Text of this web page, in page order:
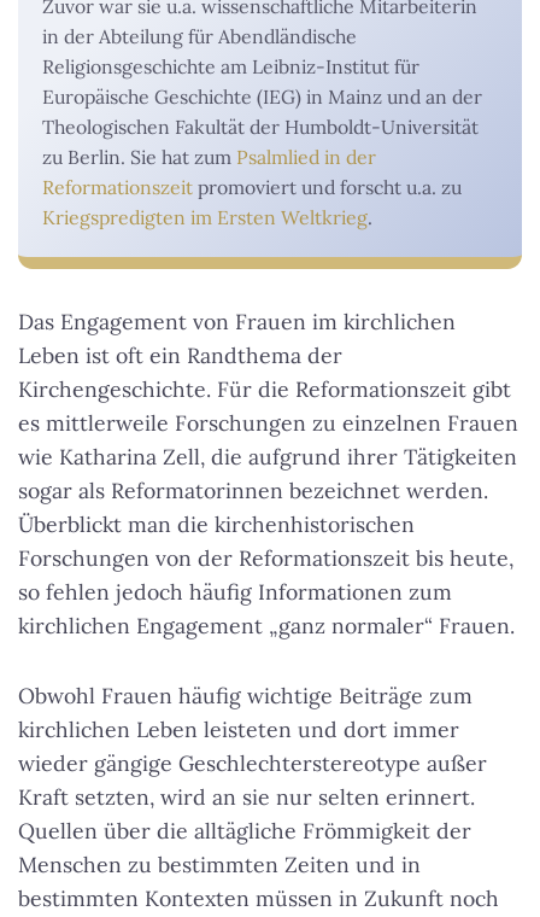
Zuvor war sie u.a. wissenschaftliche Mitarbeiterin
in der Abteilung für Abendländische
Religionsgeschichte am Leibniz-Institut für
Europäische Geschichte (IEG) in Mainz und an der
Theologischen Fakultät der Humboldt-Universität
zu Berlin. Sie hat zum Psalmlied in der
Reformationszeit promoviert und forscht u.a. zu
Kriegspredigten im Ersten Weltkrieg.
Das Engagement von Frauen im kirchlichen
Leben ist oft ein Randthema der
Kirchengeschichte. Für die Reformationszeit gibt
es mittlerweile Forschungen zu einzelnen Frauen
wie Katharina Zell, die aufgrund ihrer Tätigkeiten
sogar als Reformatorinnen bezeichnet werden.
Überblickt man die kirchenhistorischen
Forschungen von der Reformationszeit bis heute,
so fehlen jedoch häufig Informationen zum
kirchlichen Engagement „ganz normaler“ Frauen.
Obwohl Frauen häufig wichtige Beiträge zum
kirchlichen Leben leisteten und dort immer
wieder gängige Geschlechterstereotype außer
Kraft setzten, wird an sie nur selten erinnert.
Quellen über die alltägliche Frömmigkeit der
Menschen zu bestimmten Zeiten und in
bestimmten Kontexten müssen in Zukunft noch